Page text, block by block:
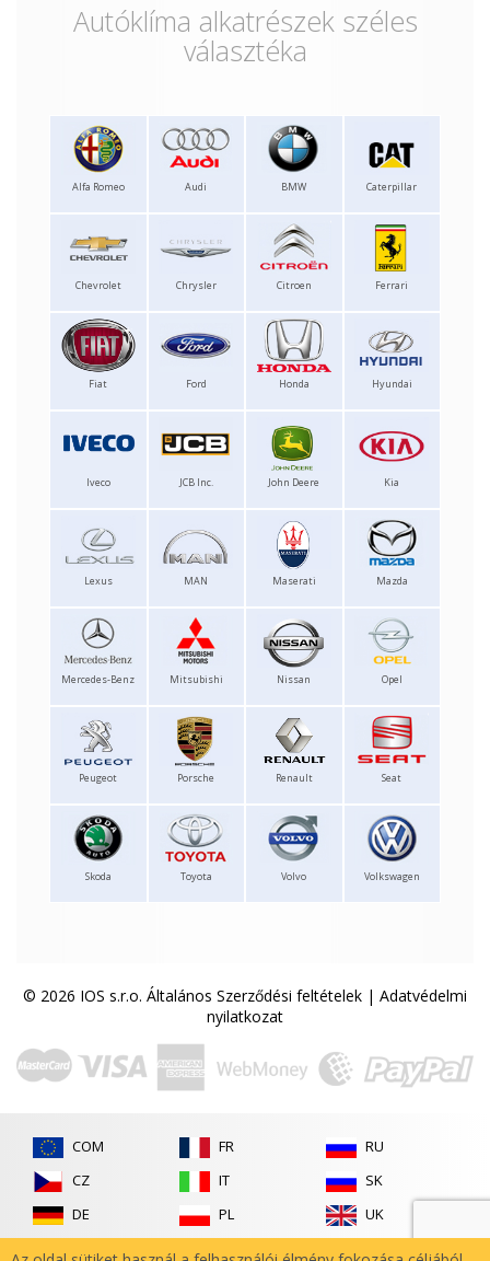
Autóklíma alkatrészek széles
választéka
Alfa Romeo Audi BMW Caterpillar
Chevrolet Chrysler Citroen Ferrari
Fiat Ford Honda Hyundai
Iveco JCB Inc. John Deere Kia
Lexus MAN Maserati Mazda
Mercedes-Benz Mitsubishi Nissan Opel
Peugeot Porsche Renault Seat
Skoda Toyota Volvo Volkswagen
© 2026 IOS s.r.o. Általános Szerződési feltételek | Adatvédelmi
nyilatkozat
COM
CZ
DE
FR
IT
PL
RU
SK
UK